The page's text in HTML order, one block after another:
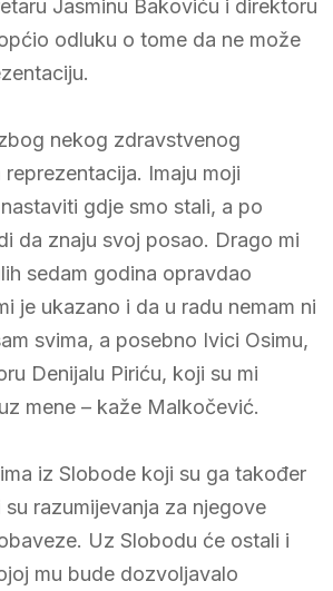
Jasminu Bakoviću i direktoru
odluku o tome da ne može
nekog zdravstvenog
Imaju moji
gdje smo stali, a po
da znaju svoj posao. Drago mi
sedam godina opravdao
je ukazano i da u radu nemam ni
svima, a posebno Ivici Osimu,
Denijalu Piriću, koji su mi
mene – kaže Malkočević.
iz Slobode koji su ga također
razumijevanja za njegove
Uz Slobodu će ostali i
mu bude dozvoljavalo